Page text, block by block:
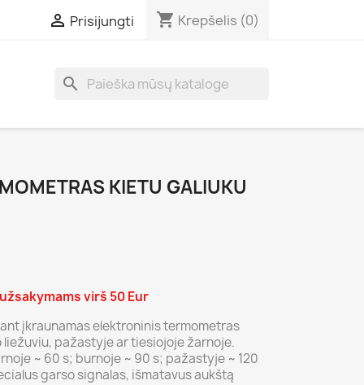
 Prisijungti shopping_cart Krepšelis (0)
search
KIETU GALIUKU
užsakymams virš 50 Eur
įkraunamas elektroninis termometras
pažastyje ar tiesiojoje žarnoje.
~ 60 s; burnoje ~ 90 s; pažastyje ~ 120
garso signalas, išmatavus aukštą